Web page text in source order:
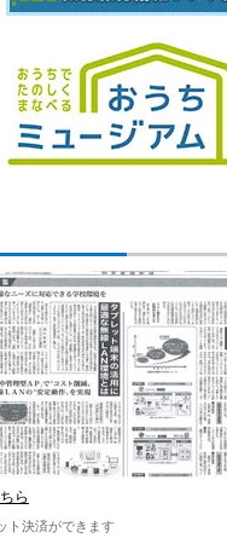
ら
ト決済ができます